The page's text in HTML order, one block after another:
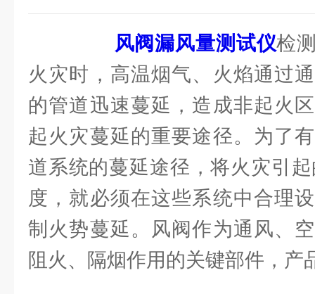
风阀漏风量测试仪检
火灾时，高温烟气、火焰通过
的管道迅速蔓延，造成非起火
起火灾蔓延的重要途径。为了
道系统的蔓延途径，将火灾引
度，就必须在这些系统中合理
制火势蔓延。风阀作为通风、
阻火、隔烟作用的关键部件，产